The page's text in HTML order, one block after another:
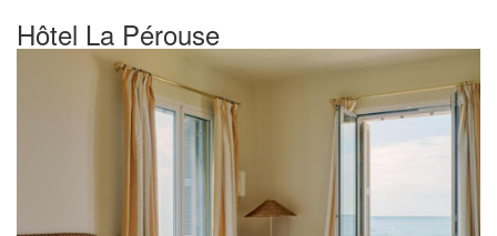
Hôtel La Pérouse